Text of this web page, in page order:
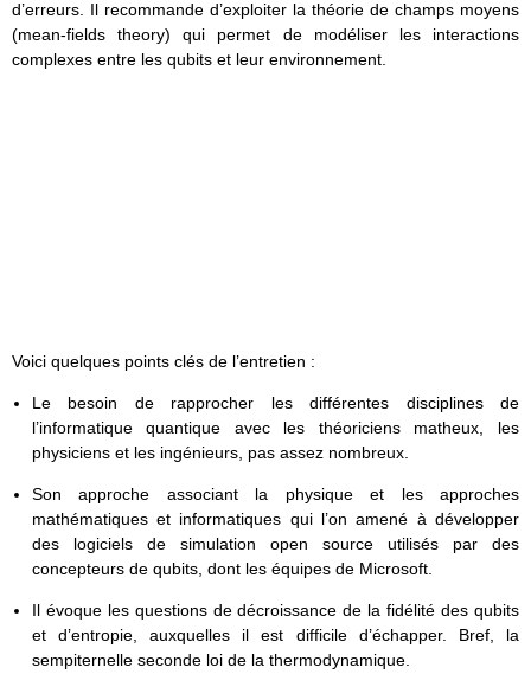
d’erreurs. Il recommande d’exploiter la théorie de champs moyens
(mean-fields theory) qui permet de modéliser les interactions
complexes entre les qubits et leur environnement.
Voici quelques points clés de l’entretien :
Le besoin de rapprocher les différentes disciplines de
l’informatique quantique avec les théoriciens matheux, les
physiciens et les ingénieurs, pas assez nombreux.
Son approche associant la physique et les approches
mathématiques et informatiques qui l’on amené à développer
des logiciels de simulation open source utilisés par des
concepteurs de qubits, dont les équipes de Microsoft.
Il évoque les questions de décroissance de la fidélité des qubits
et d’entropie, auxquelles il est difficile d’échapper. Bref, la
sempiternelle seconde loi de la thermodynamique.